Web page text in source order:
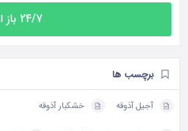
24/7 باز است
برچسب ها
آجیل آذوقه خشکبار آذوقه